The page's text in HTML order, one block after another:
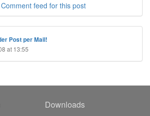
Comment feed for this post
Post per Mail!
at 13:55
Downloads